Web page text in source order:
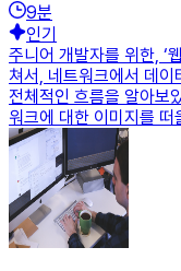
9분
인기
주니어 개발자를 위한, ‘
쳐서, 네트워크에서 데이
전체적인 흐름을 알아보
워크에 대한 이미지를